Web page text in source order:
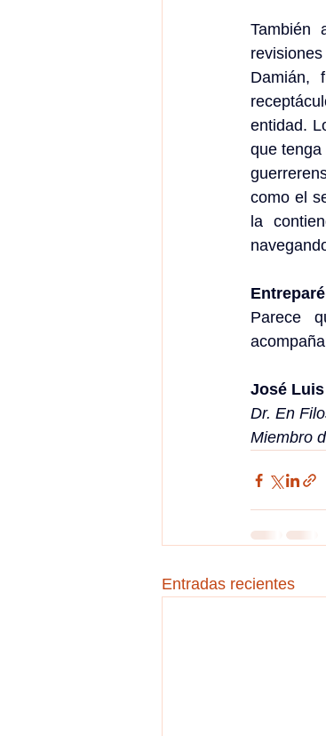
También
Damián,
entidad.
que
como el
la
Parece
José
Dr. En
Miembro
Entradas recientes